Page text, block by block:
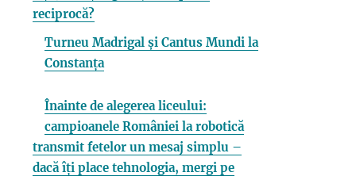
reciprocă?
Turneu Madrigal și Cantus Mundi la
Constanța
Înainte de alegerea liceului:
campioanele României la robotică
transmit fetelor un mesaj simplu –
dacă îți place tehnologia, mergi pe